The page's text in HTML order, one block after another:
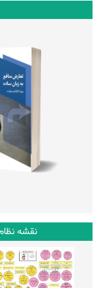
نقشه